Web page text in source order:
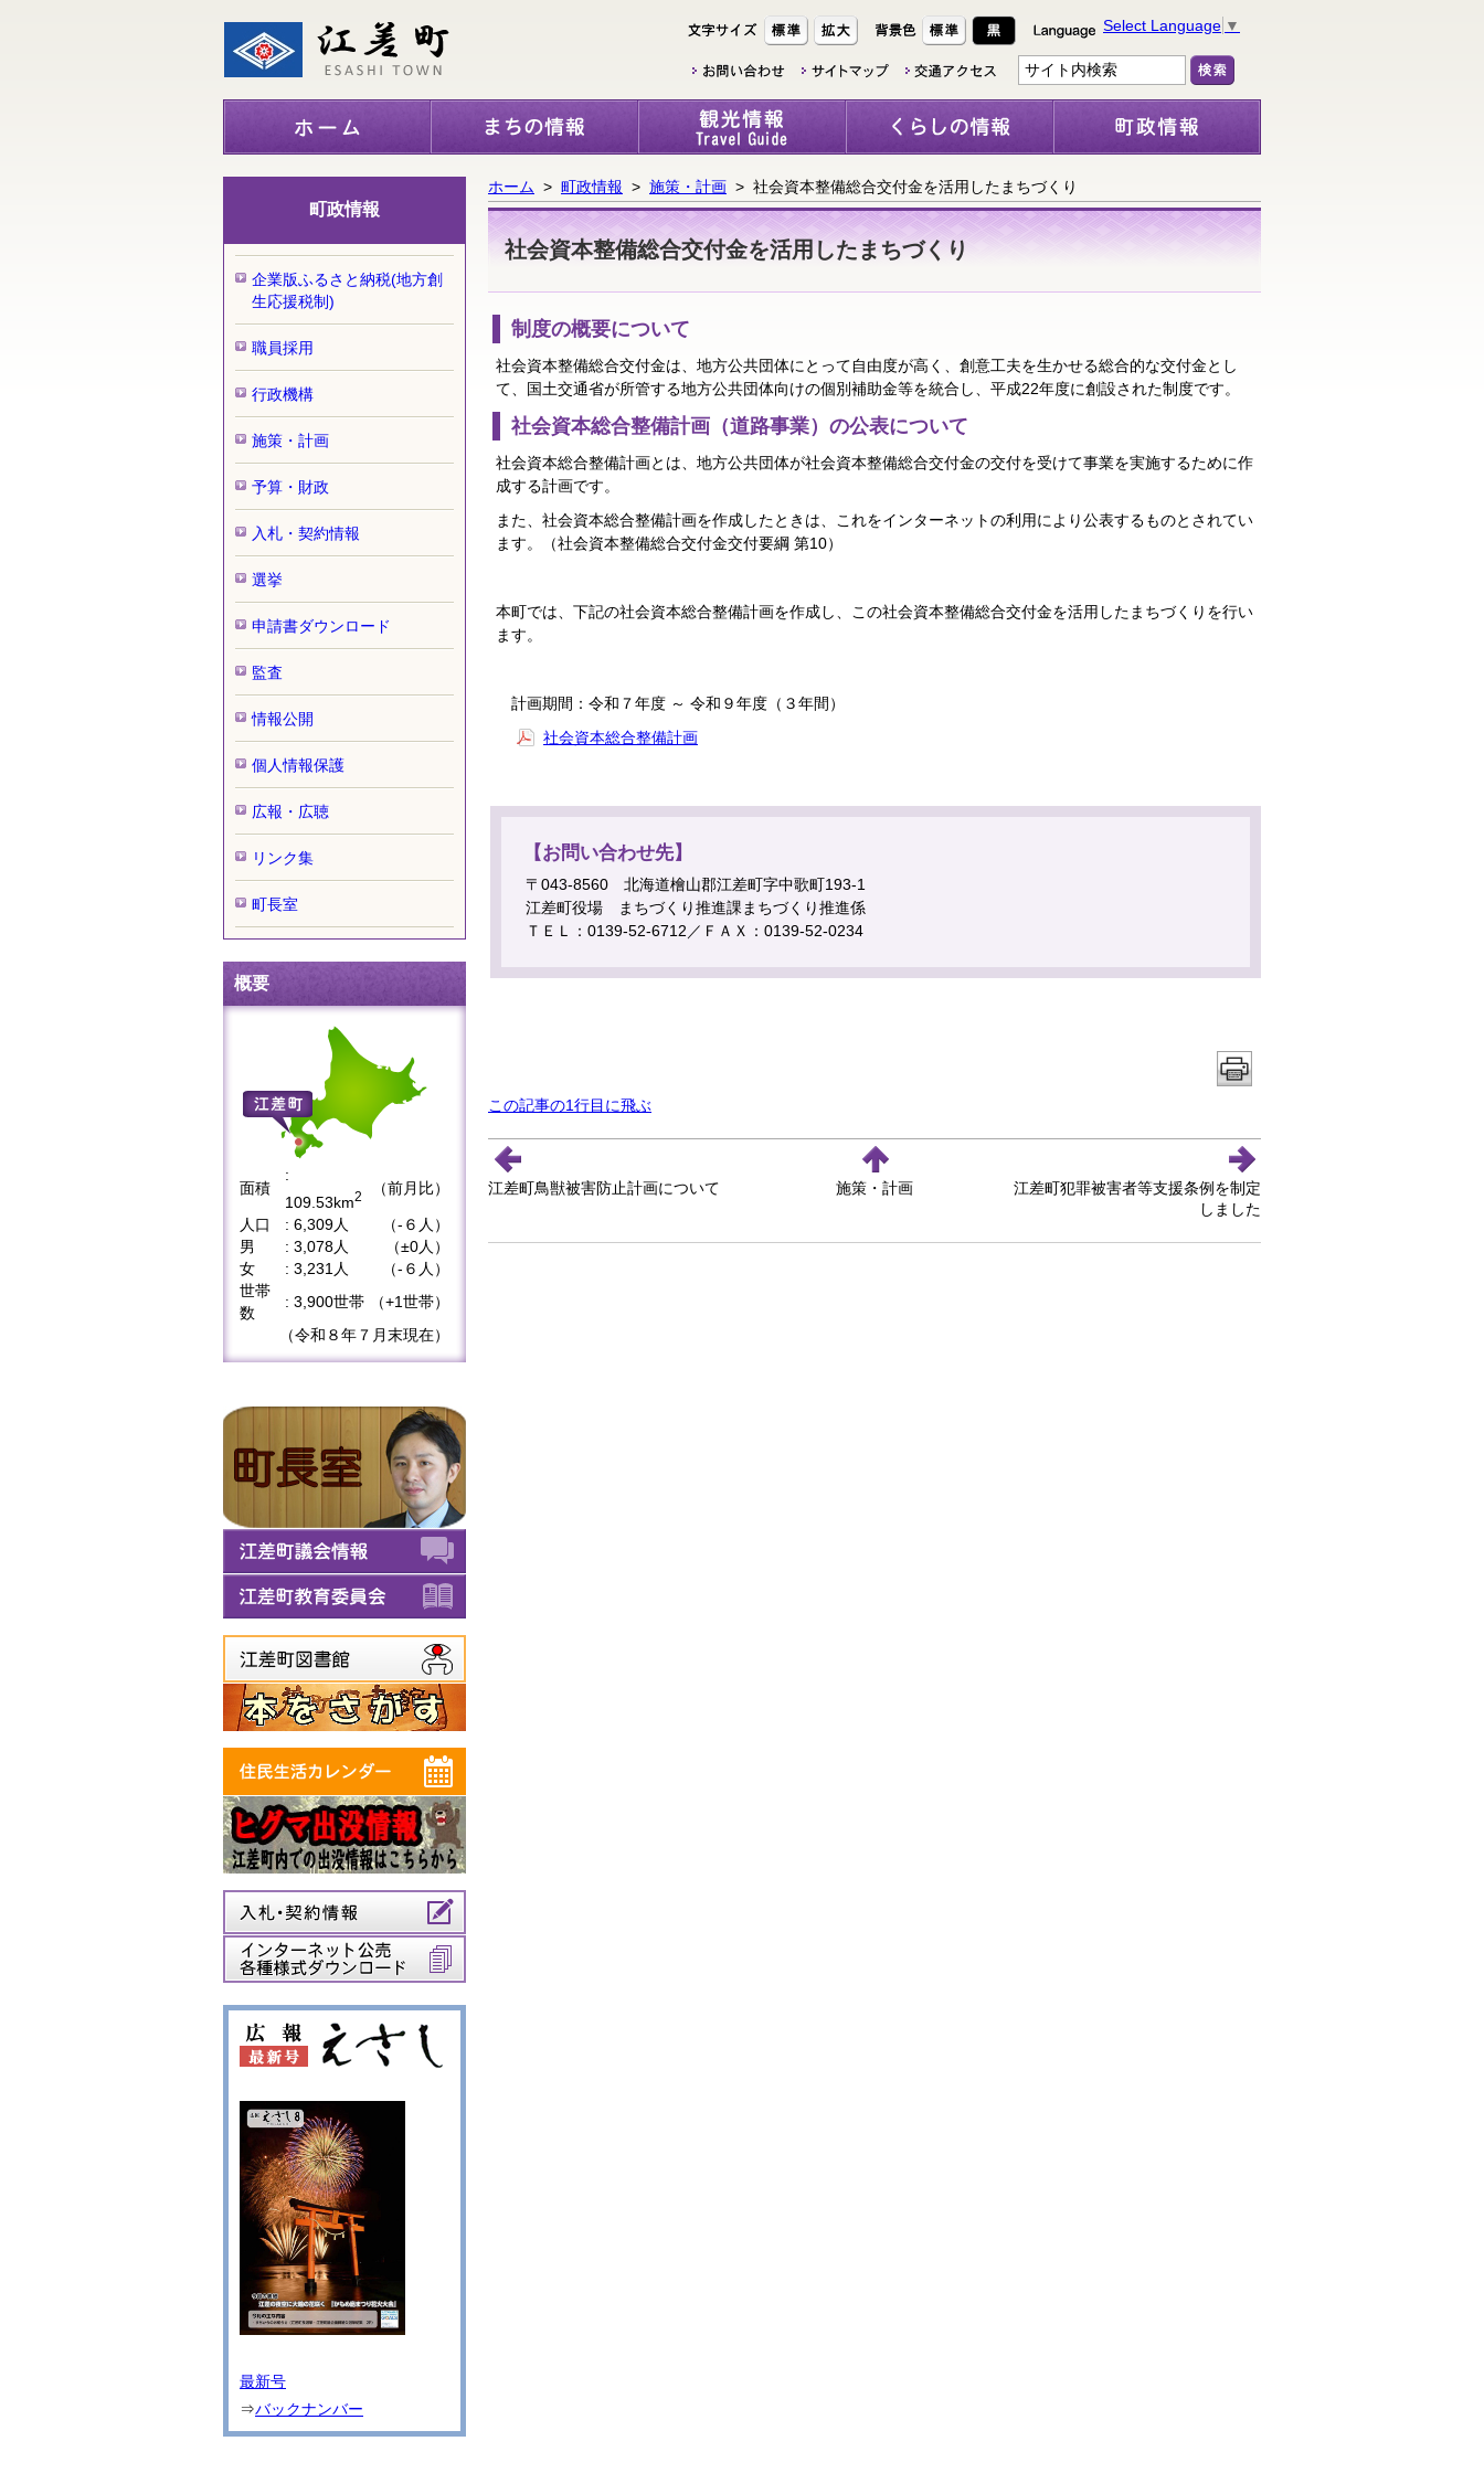
Select Language ▼
ホーム > 町政情報 > 施策・計画 > 社会資本整備総合交付金を活用したまちづくり
社会資本整備総合交付金を活用したまちづくり
制度の概要について
社会資本整備総合交付金は、地方公共団体にとって自由度が高く、創意工夫を生かせる総合的な交付金とし
て、国土交通省が所管する地方公共団体向けの個別補助金等を統合し、平成22年度に創設された制度です。
社会資本総合整備計画（道路事業）の公表について
社会資本総合整備計画とは、地方公共団体が社会資本整備総合交付金の交付を受けて事業を実施するために作
成する計画です。
また、社会資本総合整備計画を作成したときは、これをインターネットの利用により公表するものとされてい
ます。（社会資本整備総合交付金交付要綱 第10）
本町では、下記の社会資本総合整備計画を作成し、この社会資本整備総合交付金を活用したまちづくりを行い
ます。
計画期間：令和７年度 ～ 令和９年度（３年間）
社会資本総合整備計画
【お問い合わせ先】
〒043-8560 北海道檜山郡江差町字中歌町193-1
江差町役場 まちづくり推進課まちづくり推進係
ＴＥＬ：0139-52-6712／ＦＡＸ：0139-52-0234
この記事の1行目に飛ぶ
江差町鳥獣被害防止計画について 施策・計画
江差町犯罪被害者等支援条例を制定
しました
町政情報
企業版ふるさと納税(地方創
生応援税制)
職員採用
行政機構
施策・計画
予算・財政
入札・契約情報
選挙
申請書ダウンロード
監査
情報公開
個人情報保護
広報・広聴
リンク集
町長室
概要
面積
:
109.53km2 （前月比）
人口 : 6,309人
（-６人）
男
: 3,078人
（±0人）
女
: 3,231人
（-６人）
世帯
数
: 3,900世帯
（+1世帯）
（令和８年７月末現在）
最新号
⇒バックナンバー